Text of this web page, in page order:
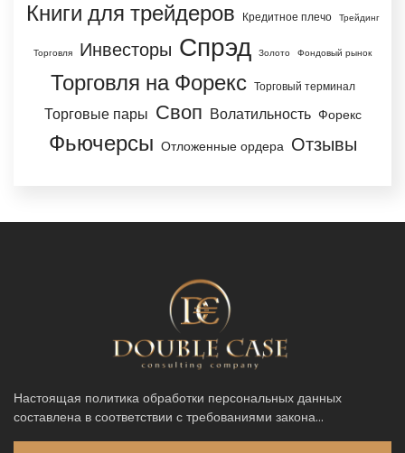
Книги для трейдеров Кредитное плечо Трейдинг
Торговля Инвесторы Спрэд Золото Фондовый рынок
Торговля на Форекс Торговый терминал
Торговые пары Своп Волатильность Форекс
Фьючерсы Отложенные ордера Отзывы
Настоящая политика обработки персональных данных
составлена в соответствии с требованиями закона...